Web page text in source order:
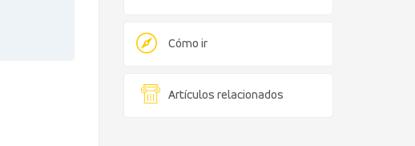
Cómo ir
Artículos relacionados